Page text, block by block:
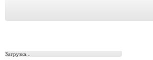
Загрузка...